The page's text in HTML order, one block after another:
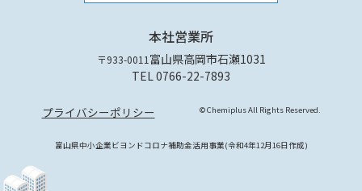
本社営業所
〒933-0011 富山県高岡市石瀬1031
TEL 0766-22-7893
プライバシーポリシー © Chemiplus All Rights Reserved.
富山県中小企業ビヨンドコロナ補助金活用事業(令和4年12月16日作成)